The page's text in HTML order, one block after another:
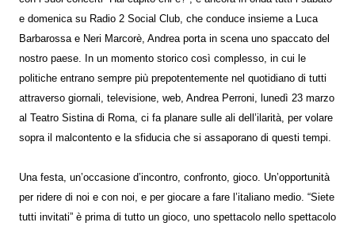
e domenica su Radio 2 Social Club, che conduce insieme a Luca
Barbarossa e Neri Marcorè, Andrea porta in scena uno spaccato del
nostro paese. In un momento storico così complesso, in cui le
politiche entrano sempre più prepotentemente nel quotidiano di tutti
attraverso giornali, televisione, web, Andrea Perroni, lunedì 23 marzo
al Teatro Sistina di Roma, ci fa planare sulle ali dell’ilarità, per volare
sopra il malcontento e la sfiducia che si assaporano di questi tempi.
Una festa, un’occasione d’incontro, confronto, gioco. Un’opportunità
per ridere di noi e con noi, e per giocare a fare l’italiano medio. “Siete
tutti invitati” è prima di tutto un gioco, uno spettacolo nello spettacolo